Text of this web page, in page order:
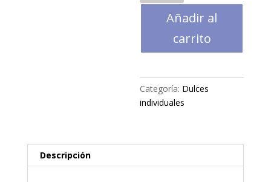
individual
cantidadAñadir al
carrito
Categoría: Dulces
individuales
Descripción